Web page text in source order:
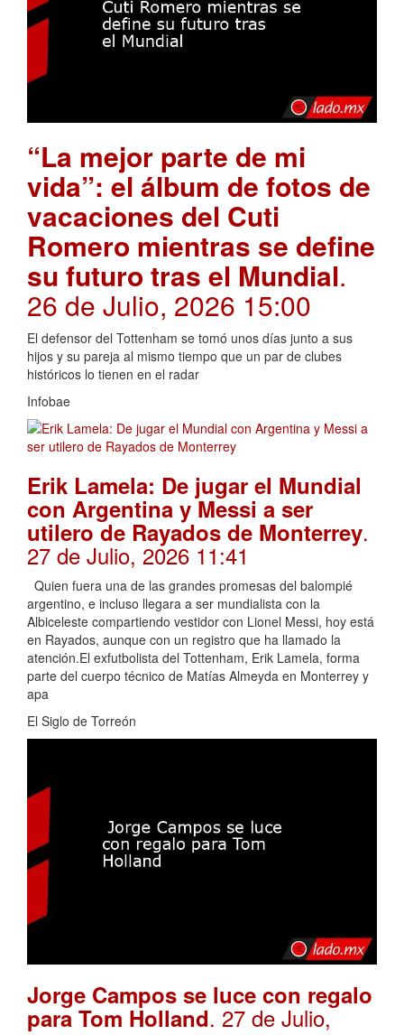
“La mejor parte de mi
vida”: el álbum de fotos de
vacaciones del Cuti
Romero mientras se define
su futuro tras el Mundial.
26 de Julio, 2026 15:00
El defensor del Tottenham se tomó unos días junto a sus
hijos y su pareja al mismo tiempo que un par de clubes
históricos lo tienen en el radar
Infobae
Erik Lamela: De jugar el Mundial
con Argentina y Messi a ser
utilero de Rayados de Monterrey.
27 de Julio, 2026 11:41
Quien fuera una de las grandes promesas del balompié
argentino, e incluso llegara a ser mundialista con la
Albiceleste compartiendo vestidor con Lionel Messi, hoy está
en Rayados, aunque con un registro que ha llamado la
atención.El exfutbolista del Tottenham, Erik Lamela, forma
parte del cuerpo técnico de Matías Almeyda en Monterrey y
apa
El Siglo de Torreón
Jorge Campos se luce con regalo
para Tom Holland. 27 de Julio,